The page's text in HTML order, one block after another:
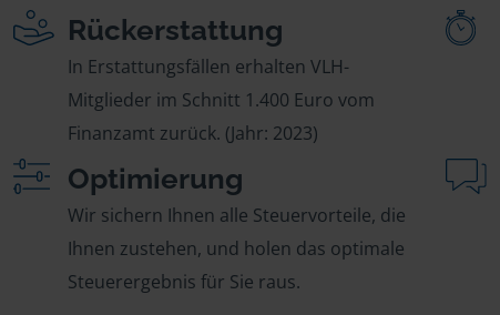
Rückerstattung
In Erstattungsfällen erhalten VLH-
Mitglieder im Schnitt 1.400 Euro vom
Finanzamt zurück. (Jahr: 2023)
Optimierung
Wir sichern Ihnen alle Steuervorteile, die
Ihnen zustehen, und holen das optimale
Steuerergebnis für Sie raus.